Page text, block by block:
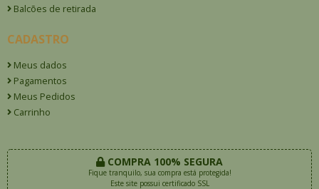
Balcões de retirada
CADASTRO
Meus dados
Pagamentos
Meus Pedidos
Carrinho
COMPRA 100% SEGURA
Fique tranquilo, sua compra está protegida!
Este site possui certificado SSL